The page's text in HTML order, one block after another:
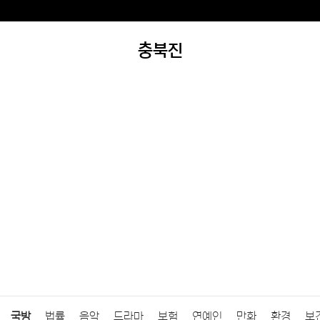
충북진
국방 법률 음악 드라마 보험 연예인 만화 환경 보